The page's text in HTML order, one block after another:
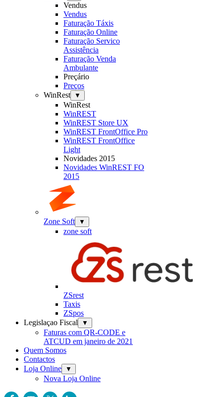
Vendus
Vendus
Faturação Táxis
Faturação Online
Faturação Servico
Assistência
Faturação Venda
Ambulante
Preçário
Preços
WinRest
▼
WinRest
WinREST
WinREST Store UX
WinREST FrontOffice Pro
WinREST FrontOffice
Light
Novidades 2015
Novidades WinREST FO
2015
Zone Soft ▼
zone soft
ZSrest
Taxis
ZSpos
Legislaçao Fiscal
▼
Faturas com QR-CODE e
ATCUD em janeiro de 2021
Quem Somos
Contactos
Loja Online
▼
Nova Loja Online